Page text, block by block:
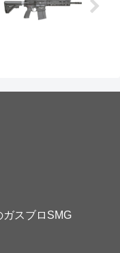
ガスブロSMG